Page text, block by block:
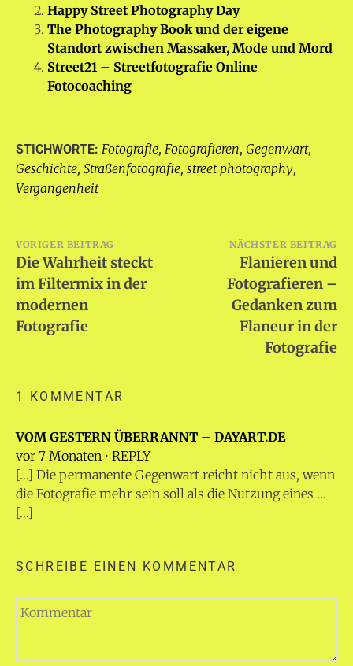
Happy Street Photography Day
The Photography Book und der eigene
Standort zwischen Massaker, Mode und Mord
Street21 – Streetfotografie Online
Fotocoaching
STICHWORTE: Fotografie, Fotografieren, Gegenwart,
Geschichte, Straßenfotografie, street photography,
Vergangenheit
Beitragsnavigation
VORIGER BEITRAG
Die Wahrheit steckt
im Filtermix in der
modernen
Fotografie
NÄCHSTER BEITRAG
Flanieren und
Fotografieren –
Gedanken zum
Flaneur in der
Fotografie
1 KOMMENTAR
VOM GESTERN ÜBERRANNT – DAYART.DE
vor 7 Monaten ⋅ REPLY
[…] Die permanente Gegenwart reicht nicht aus, wenn
die Fotografie mehr sein soll als die Nutzung eines …
[…]
SCHREIBE EINEN KOMMENTAR